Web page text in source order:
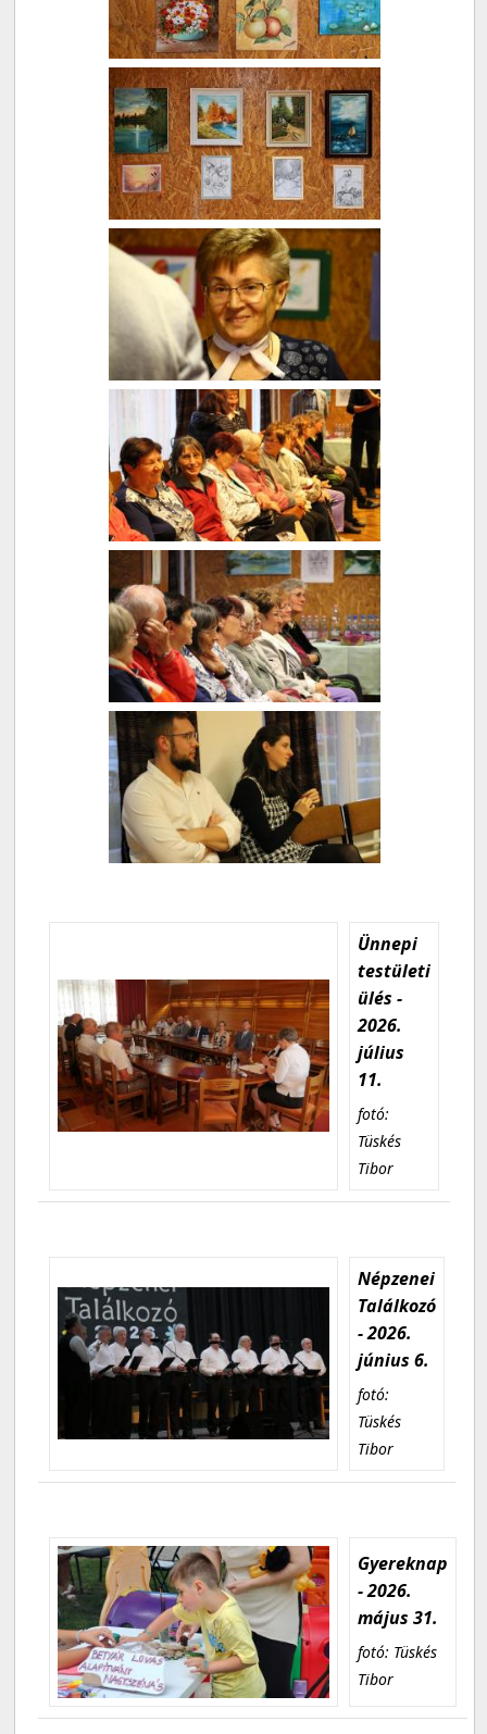
Ünnepi
testületi
ülés -
2026.
július
11.
fotó:
Tüskés
Tibor
Népzenei
Találkozó
- 2026.
június 6.
fotó:
Tüskés
Tibor
Gyereknap
- 2026.
május 31.
fotó: Tüskés
Tibor